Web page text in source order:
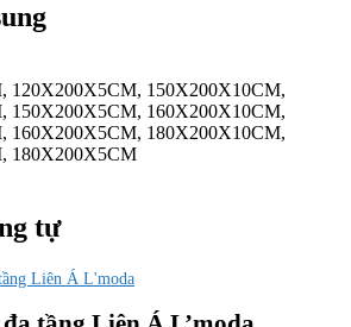
120X200X5CM, 150X200X10CM,
150X200X5CM, 160X200X10CM,
160X200X5CM, 180X200X10CM,
180X200X5CM
tự